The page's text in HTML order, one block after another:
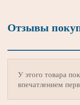
Отзывы
У этого товара
впечатлением